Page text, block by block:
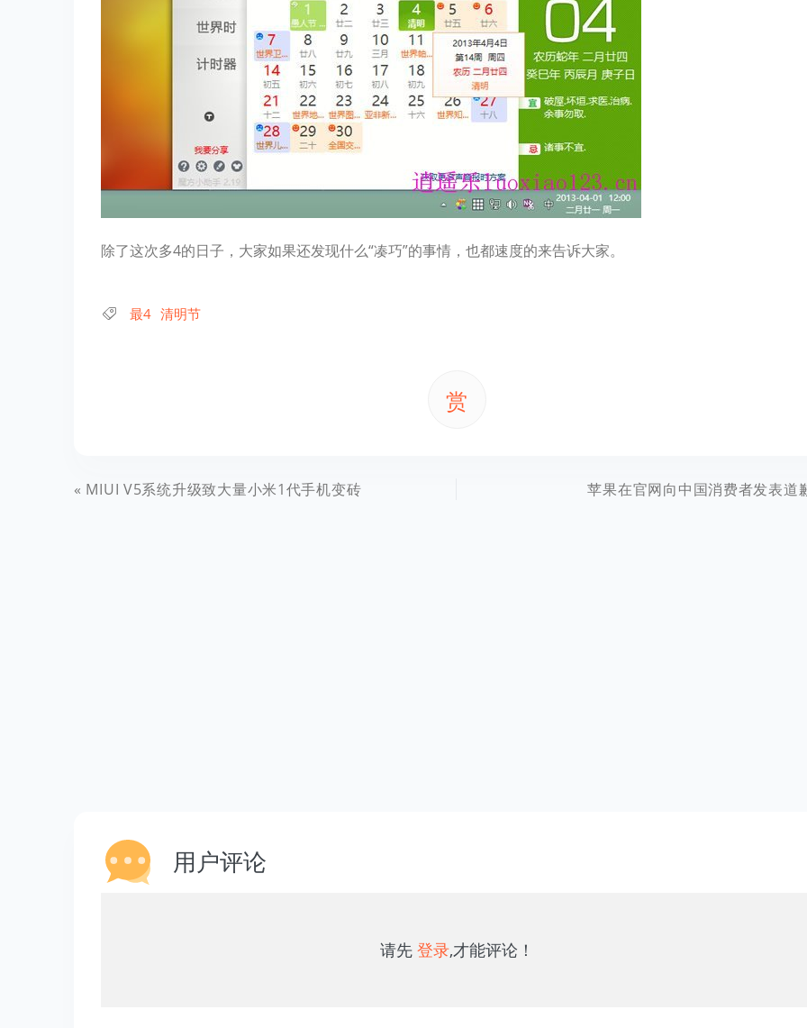
除了这次多4的日子，大家如果还发现什么“凑巧”的事情，也都速度的来告诉大家。
最4 清明节
赏
MIUI V5系统升级致大量小米1代手机变砖 苹果在官网向中国消费者发表道
用户评论
请先 登录,才能评论！